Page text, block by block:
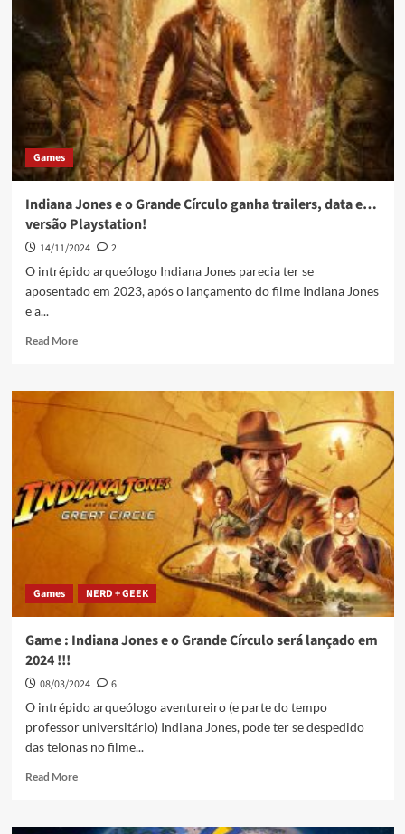
Games
Indiana Jones e o Grande Círculo ganha trailers, data e…
versão Playstation!
14/11/2024
2
O intrépido arqueólogo Indiana Jones parecia ter se
aposentado em 2023, após o lançamento do filme Indiana Jones
e a...
Read More
Games NERD + GEEK
Game : Indiana Jones e o Grande Círculo será lançado em
2024 !!!
08/03/2024
6
O intrépido arqueólogo aventureiro (e parte do tempo
professor universitário) Indiana Jones, pode ter se despedido
das telonas no filme...
Read More